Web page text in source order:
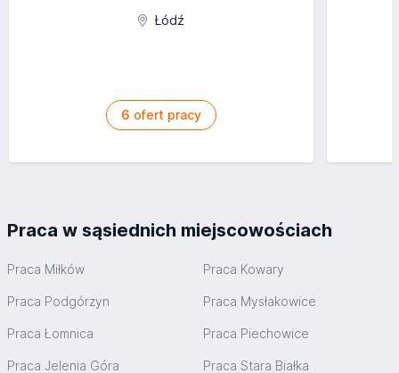
Łódź
6 ofert pracy
Praca w sąsiednich miejscowościach
Praca Miłków Praca Kowary
Praca Podgórzyn Praca Mysłakowice
Praca Łomnica Praca Piechowice
Praca Jelenia Góra Praca Stara Białka